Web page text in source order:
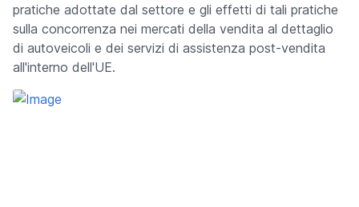
pratiche adottate dal settore e gli effetti di tali pratiche
sulla concorrenza nei mercati della vendita al dettaglio
di autoveicoli e dei servizi di assistenza post-vendita
all'interno dell'UE.